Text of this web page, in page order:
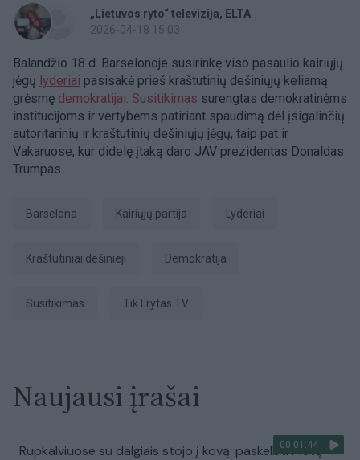
„Lietuvos ryto“ televizija
ELTA
2026-04-18 15:03
Balandžio 18 d. Barselonoje susirinkę viso pasaulio kairiųjų
jėgų lyderiai pasisakė prieš kraštutinių dešiniųjų keliamą
grėsmę demokratijai. Susitikimas surengtas demokratinėms
institucijoms ir vertybėms patiriant spaudimą dėl įsigalinčių
autoritarinių ir kraštutinių dešiniųjų jėgų, taip pat ir
Vakaruose, kur didelę įtaką daro JAV prezidentas Donaldas
Trumpas.
Barselona Kairiųjų partija lyderiai
kraštutiniai dešinieji Demokratija
susitikimas tik Lrytas.TV
Naujausi įrašai
00:01:44
Rupkalviuose su dalgiais stojo į kovą: paskelbti Metų